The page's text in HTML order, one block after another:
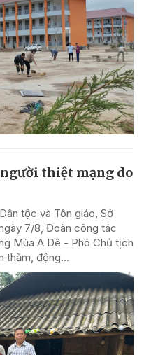
thiệt mạng do
tộc và Tôn giáo, Sở
7/8, Đoàn công tác
Mùa A Dê - Phó Chủ tịch
thăm, động...